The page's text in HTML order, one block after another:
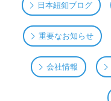
日本紐釦ブログ
重要なお知らせ
会社情報